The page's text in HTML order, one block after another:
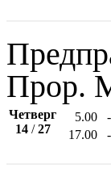
Прор.
Четверг
14/27
5.00
17.00